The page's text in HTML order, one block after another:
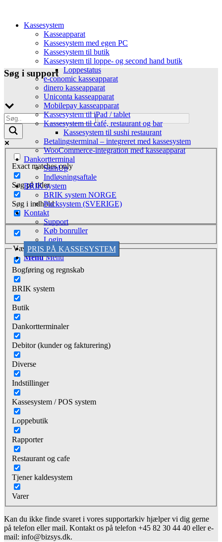
Kassesystem
Kasseapparat
Kassesystem med egen PC
Kassesystem til butik
Kassesystem til loppe- og second hand butik
Loppestatus
e-conomic kasseapparat
dinero kasseapparat
Uniconta kasseapparat
Mobilepay kasseapparat
Kassesystem til iPad / tablet
Kassesystem til café, restaurant og bar
Kassesystem til sushi restaurant
Betalingsterminal – integreret med kassesystem
WooCommerce-integration med kasseapparat
Dankortterminal
SumUp
Indløsningsaftale
BRIK system
BRIK system NORGE
Pucksystem (SVERIGE)
Kontakt
Support
Køb bonruller
Login
PRIS PÅ KASSESYSTEM
Menu Menu
Søg i support
Exact matches only
Søg på titler
Søg i indhold
Vælg kategorier
Bogføring og regnskab
BRIK system
Butik
Dankortterminaler
Debitor (kunder og fakturering)
Diverse
Indstillinger
Kassesystem / POS system
Loppebutik
Rapporter
Restaurant og cafe
Tjener kaldesystem
Varer
Kan du ikke finde svaret i vores supportarkiv hjælper vi dig gerne
på telefon eller mail. Kontakt os på telefon +45 82 30 44 40 eller e-
mail: info@bizsys.dk.